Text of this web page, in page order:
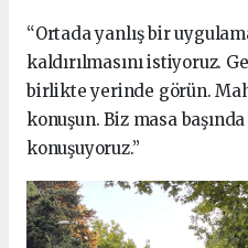
“Ortada yanlış bir
kaldırılmasını istiyoruz.
birlikte yerinde görün.
konuşun. Biz masa
konuşuyoruz.”